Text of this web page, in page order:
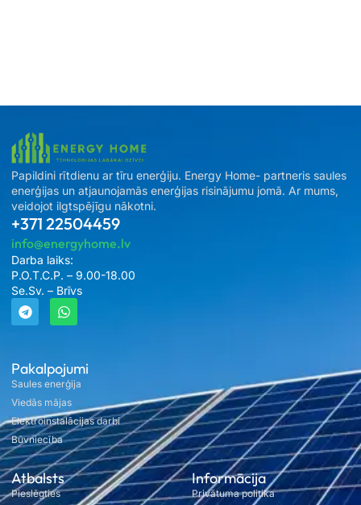
Pakalpojumi
Saules enerģija
Viedās mājas
Elektroinstalācijas darbi
Būvniecība
Atbalsts
Pieslēgties
Informācija
Privātuma politika
Papildini rītdienu ar tīru enerģiju. Energy Home- partneris saules
enerģijas un atjaunojamās enerģijas risinājumu jomā. Ar mums,
veidojot ilgtspējīgu nākotni.
+371 22504459
info@energyhome.lv
Darba laiks:
P.O.T.C.P. – 9.00-18.00
Se.Sv. – Brīvs